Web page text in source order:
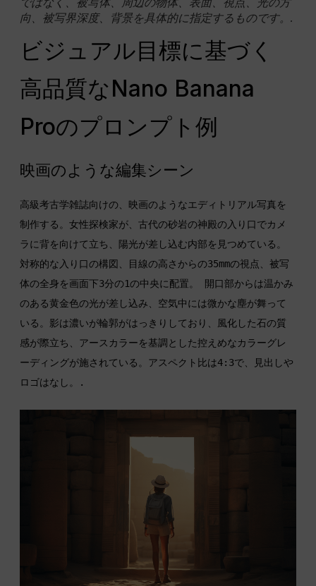
向、被写界深度、背景を具体的に指定するものです。.
ビジュアル目標に基づく
高品質なNano Banana
Proのプロンプト例
映画のような編集シーン
高級考古学雑誌向けの、映画のようなエディトリアル写真を
制作する。女性探検家が、古代の砂岩の神殿の入り口でカメ
ラに背を向けて立ち、陽光が差し込む内部を見つめている。
対称的な入り口の構図、目線の高さからの35mmの視点、被写
体の全身を画面下3分の1の中央に配置。 開口部からは温かみ
のある黄金色の光が差し込み、空気中には微かな塵が舞って
いる。影は濃いが輪郭がはっきりしており、風化した石の質
感が際立ち、アースカラーを基調とした控えめなカラーグレ
ーディングが施されている。アスペクト比は4:3で、見出しや
ロゴはなし。.